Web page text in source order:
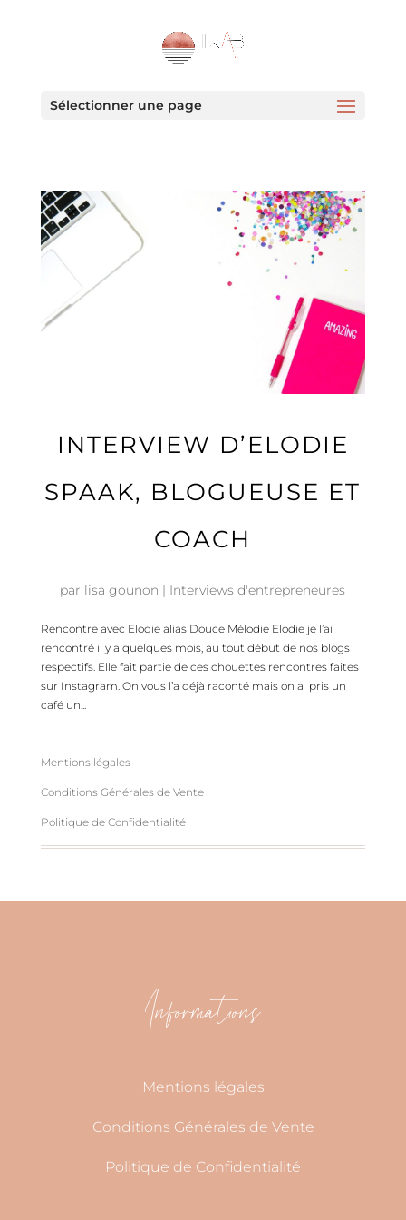
Sélectionner une page
INTERVIEW D’ELODIE
SPAAK, BLOGUEUSE ET
COACH
par lisa gounon | Interviews d'entrepreneures
Rencontre avec Elodie alias Douce Mélodie Elodie je l’ai
rencontré il y a quelques mois, au tout début de nos blogs
respectifs. Elle fait partie de ces chouettes rencontres faites
sur Instagram. On vous l’a déjà raconté mais on a pris un
café un...
Mentions légales
Conditions Générales de Vente
Politique de Confidentialité
Informations
Mentions légales
Conditions Générales de Vente
Politique de Confidentialité